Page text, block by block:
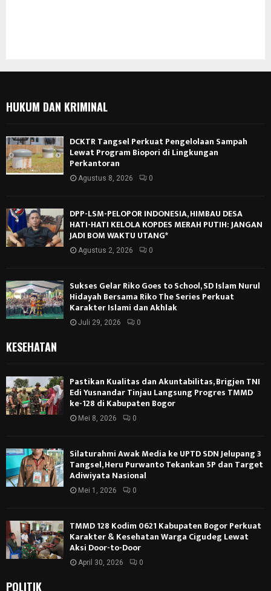
HUKUM DAN KRIMINAL
DCKTR Tangsel Perkuat Pengelolaan Sampah
Lewat Program Biopori di Lingkungan
Perkantoran
Agustus 8, 2026 0
DPP-LSM-PELOPOR INDONESIA, HIMBAU DESA
HATI-HATI KELOLA KOPDES MERAH PUTIH: JANGAN
JADI BOM WAKTU UTANG*
Agustus 2, 2026 0
Sukses Gelar Riko Goes to School, SD Islam Nurul
Hidayah Bersama Riko The Series Perkuat
Karakter Islami dan Akhlak
Juli 29, 2026 0
KESEHATAN
Pastikan Kualitas dan Akuntabilitas, Brigjen TNI
Edi Yusnandar Tinjau Langsung Progres TMMD
ke-128 di Kabupaten Bogor
Mei 8, 2026 0
Silaturahmi Awak Media ke UPTD SDN Jelupang 3
Tangsel, Heru Purwanto Tekankan 5P dan Target
Adiwiyata Nasional
Mei 1, 2026 0
TMMD 128 Kodim 0621 Kabupaten Bogor Perkuat
Karakter & Kesehatan Warga Cigudeg Lewat
Aksi Door-to-Door
April 30, 2026 0
POLITIK